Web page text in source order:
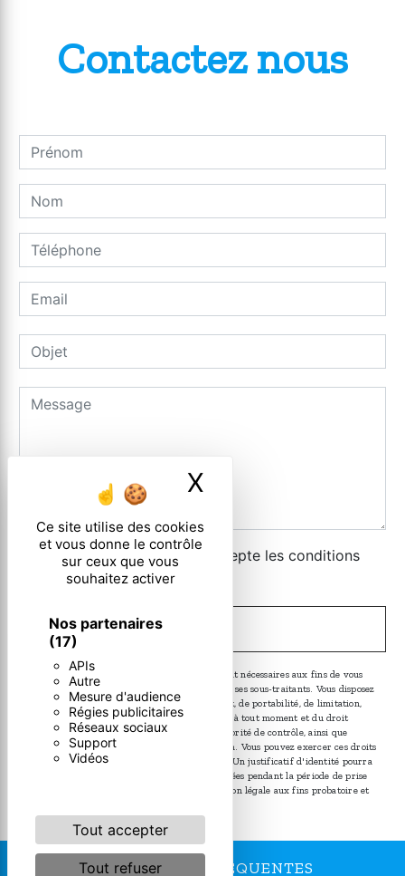
Ce site utilise des cookies
et vous donne le contrôle
sur ceux que vous
souhaitez activer
Nos partenaires
(17)
APIs
Autre
Mesure d'audience
Régies publicitaires
Réseaux sociaux
Support
Vidéos
Tout accepter
Tout refuser
X
Contactez nous
En cochant cette case, j'accepte les conditions
particulières ci-dessous **
** Les données personnelles communiquées sont nécessaires aux fins de vous
contacter. Elles sont destinées à l'entreprise et ses sous-traitants. Vous disposez
de droits d’accès, de rectification, d’effacement, de portabilité, de limitation,
d’opposition, de retrait de votre consentement à tout moment et du droit
d’introduire une réclamation auprès d’une autorité de contrôle, ainsi que
d’organiser le sort de vos données post-mortem. Vous pouvez exercer ces droits
par voie postale ou par courrier électronique. Un justificatif d'identité pourra
vous être demandé. Nous conservons vos données pendant la période de prise
de contact puis pendant la durée de prescription légale aux fins probatoire et
RECHERCHES FRÉQUENTES